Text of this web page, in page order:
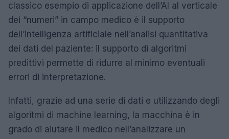
classico esempio di applicazione dell’AI al verticale
dei “numeri” in campo medico è il supporto
dell’intelligenza artificiale nell’analisi quantitativa
dei dati del paziente: il supporto di algoritmi
predittivi permette di ridurre al minimo eventuali
errori di interpretazione.
Infatti, grazie ad una serie di dati e utilizzando degli
algoritmi di machine learning, la macchina è in
grado di aiutare il medico nell’analizzare un